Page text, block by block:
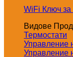
WiFi Ключ за
Видове
Термостати
Управление
Управление